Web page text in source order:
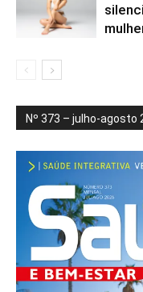
Nº 373 – julho-agosto